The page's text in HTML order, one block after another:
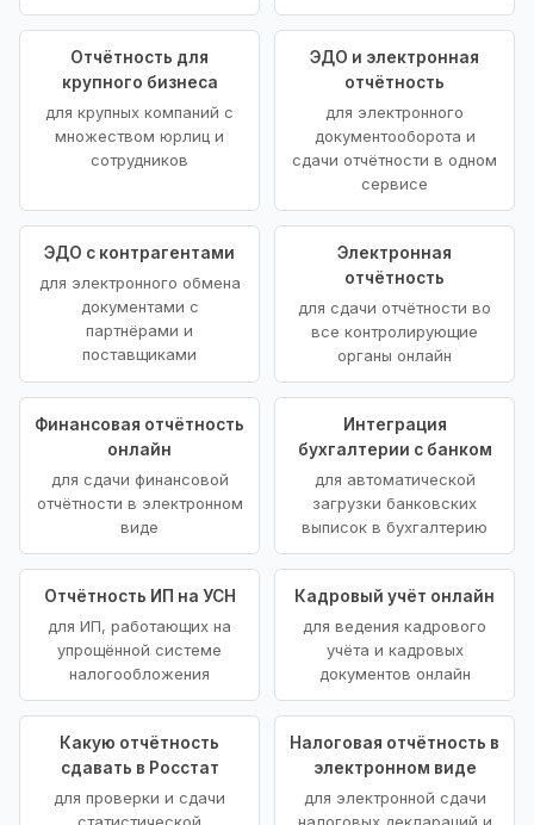
Отчётность для
крупного бизнеса
для крупных компаний с
множеством юрлиц и
сотрудников
ЭДО и электронная
отчётность
для электронного
документооборота и
сдачи отчётности в одном
сервисе
ЭДО с контрагентами
для электронного обмена
документами с
партнёрами и
поставщиками
Электронная
отчётность
для сдачи отчётности во
все контролирующие
органы онлайн
Финансовая отчётность
онлайн
для сдачи финансовой
отчётности в электронном
виде
Интеграция
бухгалтерии с банком
для автоматической
загрузки банковских
выписок в бухгалтерию
Отчётность ИП на УСН
для ИП, работающих на
упрощённой системе
налогообложения
Кадровый учёт онлайн
для ведения кадрового
учёта и кадровых
документов онлайн
Какую отчётность
сдавать в Росстат
для проверки и сдачи
Налоговая отчётность в
электронном виде
для электронной сдачи